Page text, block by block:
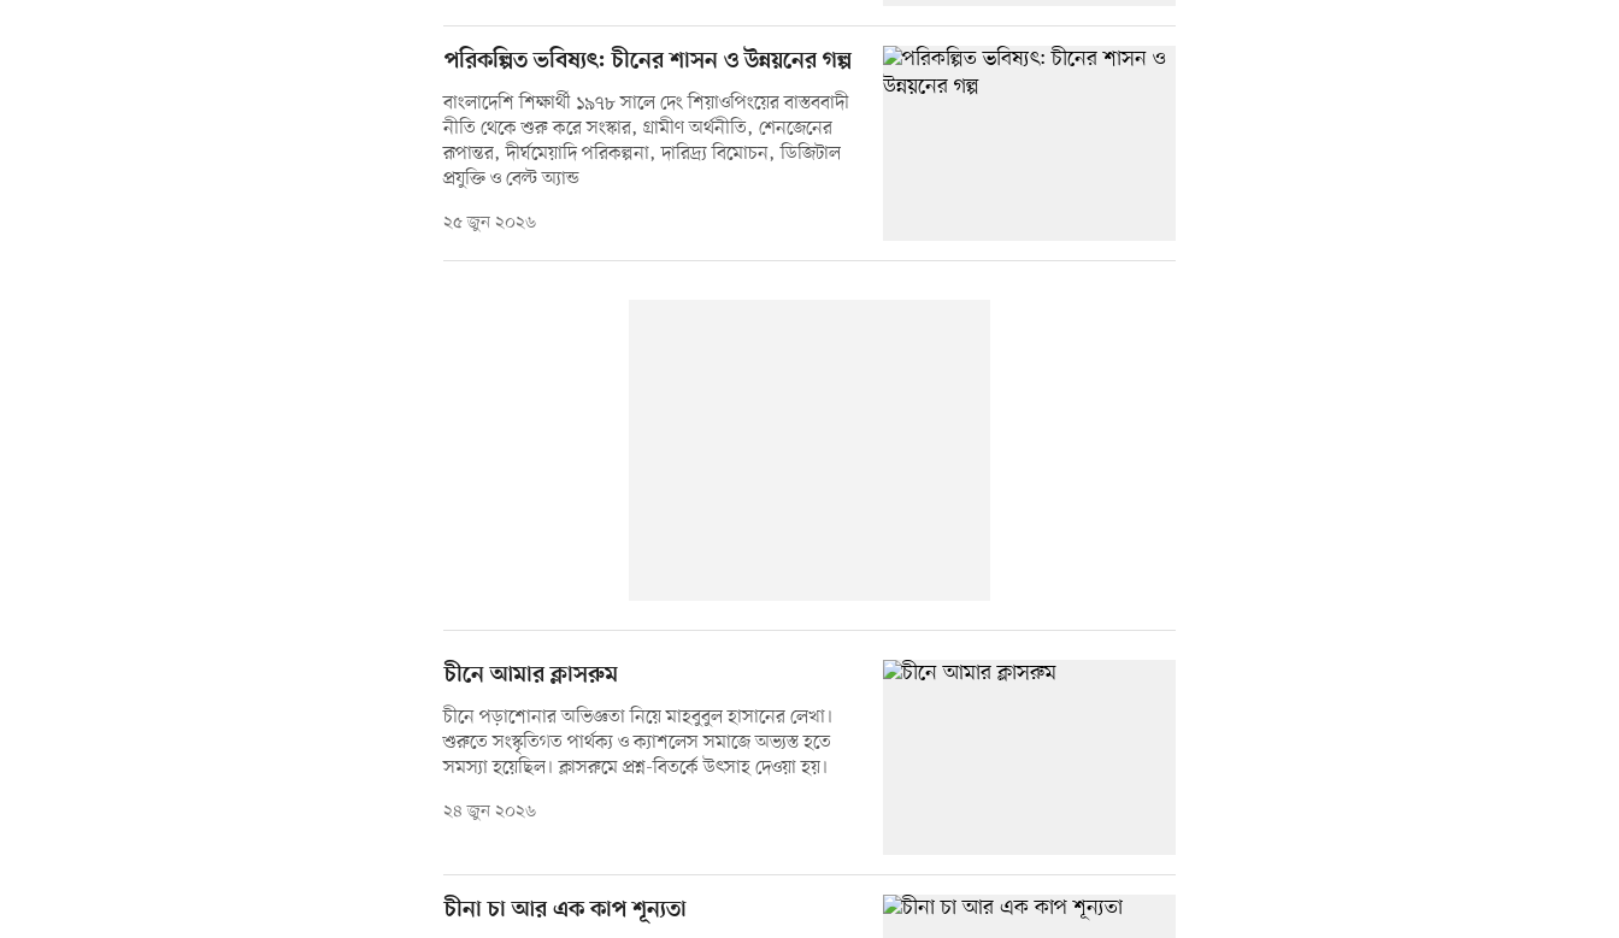
পরিকল্পিত ভবিষ্যৎ: চীনের শাসন ও উন্নয়নের গল্প
বাংলাদেশি শিক্ষার্থী ১৯৭৮ সালে দেং শিয়াওপিংয়ের বাস্তববাদী
নীতি থেকে শুরু করে সংস্কার, গ্রামীণ অর্থনীতি, শেনজেনের
রূপান্তর, দীর্ঘমেয়াদি পরিকল্পনা, দারিদ্র্য বিমোচন, ডিজিটাল
প্রযুক্তি ও বেল্ট অ্যান্ড
২৫ জুন ২০২৬
চীনে আমার ক্লাসরুম
চীনে পড়াশোনার অভিজ্ঞতা নিয়ে মাহবুবুল হাসানের লেখা।
শুরুতে সংস্কৃতিগত পার্থক্য ও ক্যাশলেস সমাজে অভ্যস্ত হতে
সমস্যা হয়েছিল। ক্লাসরুমে প্রশ্ন-বিতর্কে উৎসাহ দেওয়া হয়।
২৪ জুন ২০২৬
চীনা চা আর এক কাপ শূন্যতা